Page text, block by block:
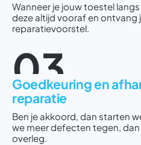
Wanneer je jouw toestel
deze altijd vooraf en ontvang
reparatievoorstel.
03
Goedkeuring en
reparatie
Ben je akkoord, dan starten
we meer defecten tegen, dan
overleg.